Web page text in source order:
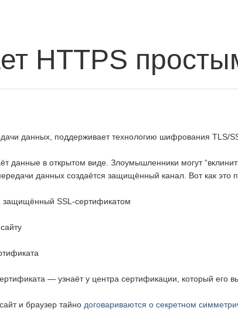
HTTPS
данных, поддерживает технологию шифрования TLS/
данные в открытом виде. Злоумышленники могут
данных создаётся защищённый канал. Вот как это
защищённый SSL-сертификатом
— узнаёт у центра сертификации, который его
и браузер тайно договариваются о секретном